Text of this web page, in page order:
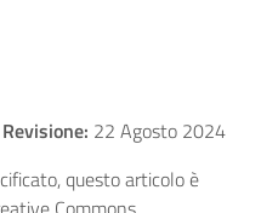
Revisione: 22 Agosto 2024
questo articolo è